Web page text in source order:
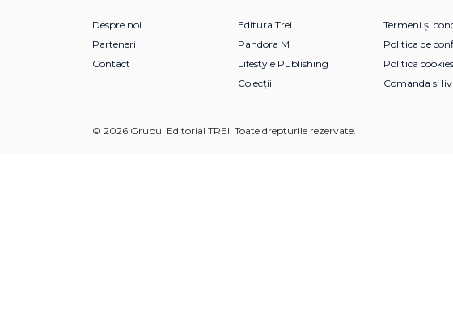
Despre noi
Parteneri
Contact
Editura Trei
Pandora M
Lifestyle Publishing
Colecții
Termeni și
Politica de
Politica cookies
Comanda si
© 2026 Grupul Editorial TREI. Toate drepturile rezervate.